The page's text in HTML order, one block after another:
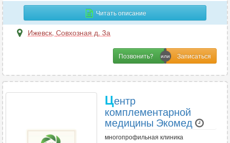
Читать описание
Ижевск, Совхозная д. 3а
Позвонить?
Центр
комплементарной
медицины Экомед
многопрофильная клиника